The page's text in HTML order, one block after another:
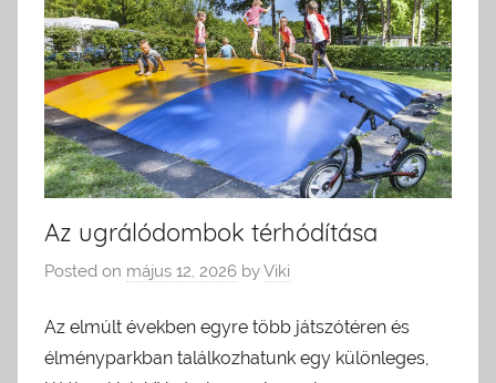
Az ugrálódombok térhódítása
Posted on május 12, 2026 byViki
Az elmúlt években egyre több játszótéren és
élményparkban találkozhatunk egy különleges,